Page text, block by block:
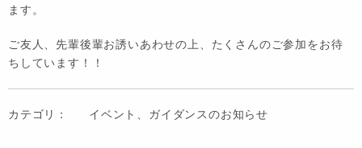
ます。
ご友人、先輩後輩お誘いあわせの上、たくさんのご参加をお待
ちしています！！
カテゴリ： イベント、ガイダンスのお知らせ